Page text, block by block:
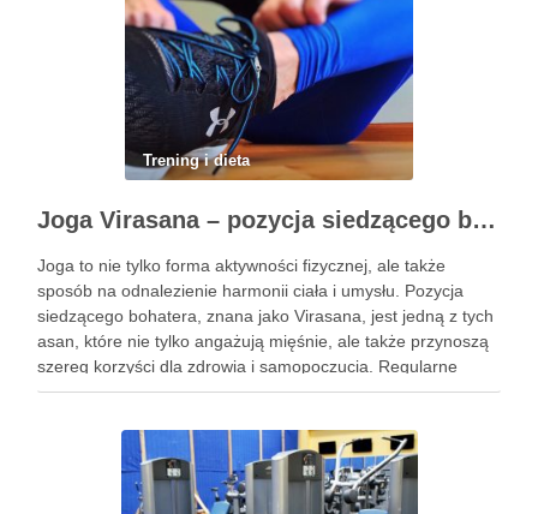
Trening i dieta
Joga Virasana – pozycja siedzącego bohatera i jej korzyści
Joga to nie tylko forma aktywności fizycznej, ale także
sposób na odnalezienie harmonii ciała i umysłu. Pozycja
siedzącego bohatera, znana jako Virasana, jest jedną z tych
asan, które nie tylko angażują mięśnie, ale także przynoszą
szereg korzyści dla zdrowia i samopoczucia. Regularne
praktykowanie tej pozycji może poprawić elastyczność